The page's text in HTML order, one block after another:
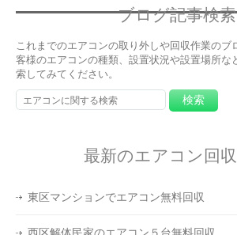
ブログ記事検索
これまでのエアコンの取り外しや回収作業のブ
客様のエアコンの種類、設置状況や設置場所な
索してみてください。
最新のエアコン回
東区マンションでエアコン無料回収